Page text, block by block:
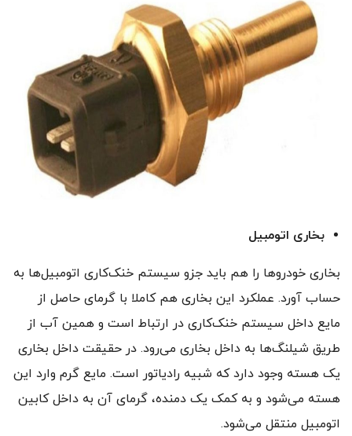
بخاری اتومبیل
بخاری خودروها را هم باید جزو سیستم خنک‌کاری اتومبیل‌ها به
حساب آورد. عملکرد این بخاری هم کاملا با گرمای حاصل از
مایع داخل سیستم خنک‌کاری در ارتباط است و همین آب از
طریق شیلنگ‌ها به داخل بخاری می‌رود. در حقیقت داخل بخاری
یک هسته وجود دارد که شبیه رادیاتور است. مایع گرم وارد این
هسته می‌شود و به کمک یک دمنده، گرمای آن به داخل کابین
اتومبیل منتقل می‌شود.